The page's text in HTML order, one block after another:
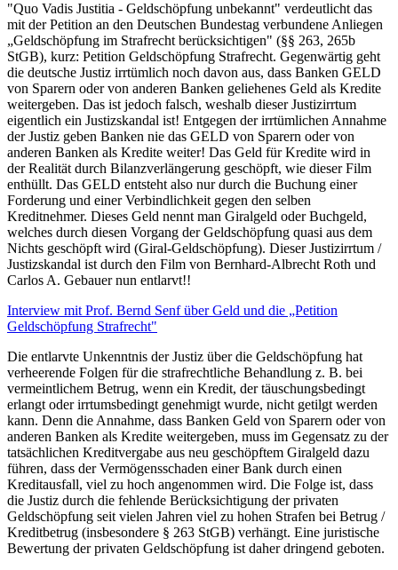
"Quo Vadis Justitia - Geldschöpfung unbekannt" verdeutlicht das
mit der Petition an den Deutschen Bundestag verbundene Anliegen
„Geldschöpfung im Strafrecht berücksichtigen" (§§ 263, 265b
StGB), kurz: Petition Geldschöpfung Strafrecht. Gegenwärtig geht
die deutsche Justiz irrtümlich noch davon aus, dass Banken GELD
von Sparern oder von anderen Banken geliehenes Geld als Kredite
weitergeben. Das ist jedoch falsch, weshalb dieser Justizirrtum
eigentlich ein Justizskandal ist! Entgegen der irrtümlichen Annahme
der Justiz geben Banken nie das GELD von Sparern oder von
anderen Banken als Kredite weiter! Das Geld für Kredite wird in
der Realität durch Bilanzverlängerung geschöpft, wie dieser Film
enthüllt. Das GELD entsteht also nur durch die Buchung einer
Forderung und einer Verbindlichkeit gegen den selben
Kreditnehmer. Dieses Geld nennt man Giralgeld oder Buchgeld,
welches durch diesen Vorgang der Geldschöpfung quasi aus dem
Nichts geschöpft wird (Giral-Geldschöpfung). Dieser Justizirrtum /
Justizskandal ist durch den Film von Bernhard-Albrecht Roth und
Carlos A. Gebauer nun entlarvt!!
Interview mit Prof. Bernd Senf über Geld und die „Petition
Geldschöpfung Strafrecht"
Die entlarvte Unkenntnis der Justiz über die Geldschöpfung hat
verheerende Folgen für die strafrechtliche Behandlung z. B. bei
vermeintlichem Betrug, wenn ein Kredit, der täuschungsbedingt
erlangt oder irrtumsbedingt genehmigt wurde, nicht getilgt werden
kann. Denn die Annahme, dass Banken Geld von Sparern oder von
anderen Banken als Kredite weitergeben, muss im Gegensatz zu der
tatsächlichen Kreditvergabe aus neu geschöpftem Giralgeld dazu
führen, dass der Vermögensschaden einer Bank durch einen
Kreditausfall, viel zu hoch angenommen wird. Die Folge ist, dass
die Justiz durch die fehlende Berücksichtigung der privaten
Geldschöpfung seit vielen Jahren viel zu hohen Strafen bei Betrug /
Kreditbetrug (insbesondere § 263 StGB) verhängt. Eine juristische
Bewertung der privaten Geldschöpfung ist daher dringend geboten.